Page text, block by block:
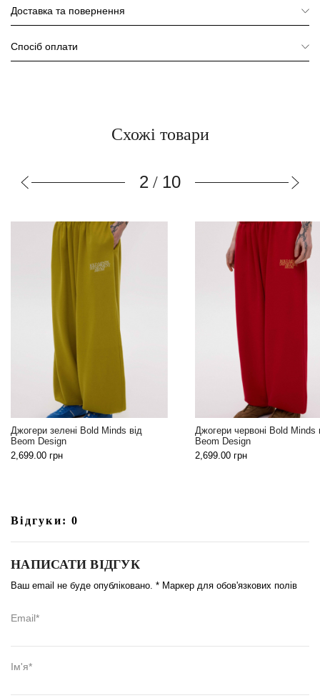
Спідниці
Доставка та повернення
Спосіб оплати
Схожі товари
2 / 10
Джогери зелені Bold Minds від
Beom Design
2,699.00 грн
Джогери червоні Bold Minds
Beom Design
2,699.00 грн
Відгуки: 0
НАПИСАТИ ВІДГУК
Ваш email не буде опубліковано. * Маркер для обов'язкових полів
Email*
Ім'я*